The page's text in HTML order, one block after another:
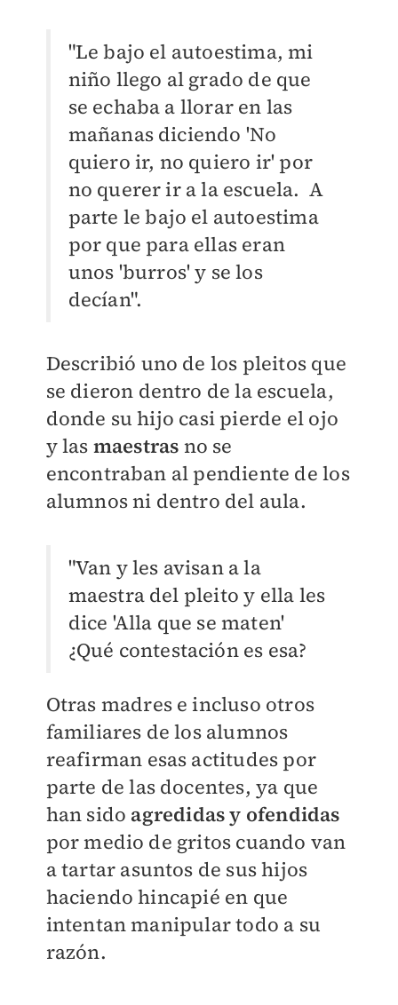
"Le bajo el autoestima, mi
niño llego al grado de que
se echaba a llorar en las
mañanas diciendo 'No
quiero ir, no quiero ir' por
no querer ir a la escuela. A
parte le bajo el autoestima
por que para ellas eran
unos 'burros' y se los
decían".
Describió uno de los pleitos que
se dieron dentro de la escuela,
donde su hijo casi pierde el ojo
y las maestras no se
encontraban al pendiente de los
alumnos ni dentro del aula.
"Van y les avisan a la
maestra del pleito y ella les
dice 'Alla que se maten'
¿Qué contestación es esa?
Otras madres e incluso otros
familiares de los alumnos
reafirman esas actitudes por
parte de las docentes, ya que
han sido agredidas y ofendidas
por medio de gritos cuando van
a tartar asuntos de sus hijos
haciendo hincapié en que
intentan manipular todo a su
razón.